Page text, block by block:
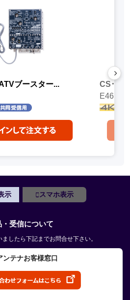
ブースター...
CS･BS/
示 スマホ表示
・受信について
したら下記までお問合せ下さい。
ンテナお客様窓口